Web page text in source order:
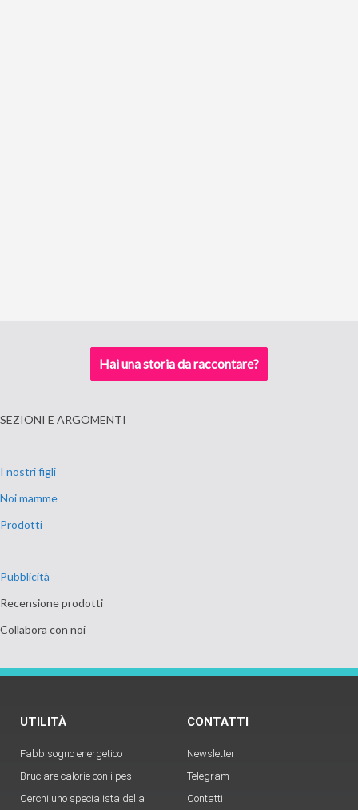
Hai una storia da raccontare?
SEZIONI E ARGOMENTI
I nostri figli
Noi mamme
Prodotti
Pubblicità
Recensione prodotti
Collabora con noi
UTILITÀ
Fabbisogno energetico
Bruciare calorie con i pesi
Cerchi uno specialista della
CONTATTI
Newsletter
Telegram
Contatti